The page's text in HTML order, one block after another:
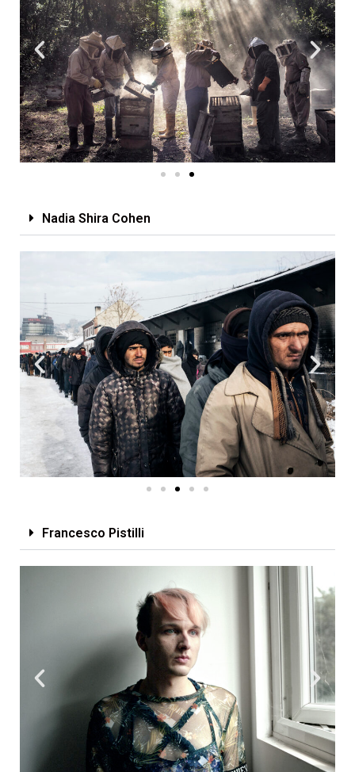
Nadia Shira Cohen
Francesco Pistilli